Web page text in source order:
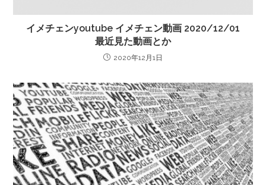
イメチェンyoutube イメチェン動画 2020/12/01
最近見た動画とか
2020年12月1日